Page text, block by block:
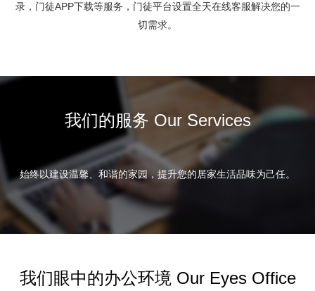
录，门徒APP下载等服务，门徒平台设置全天在线客服解决您的一
切需求。
我们的服务 Our Services
始终以建设温馨、和谐的家园，提升您的居家生活品味为己任。
我们眼中的办公环境 Our Eyes Office